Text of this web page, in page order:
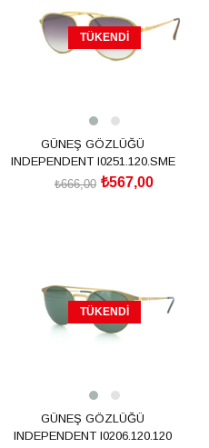
TÜKENDI
GÜNEŞ GÖZLÜĞÜ
INDEPENDENT I0251.120.SME
₺567,00
₺666,00
TÜKENDI
GÜNEŞ GÖZLÜĞÜ
INDEPENDENT I0206.120.120